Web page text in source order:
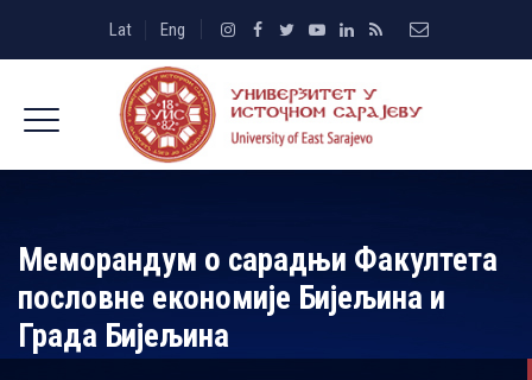
Lat Eng
Меморандум о сарадњи Факултета
пословне економије Бијељина и
Града Бијељина